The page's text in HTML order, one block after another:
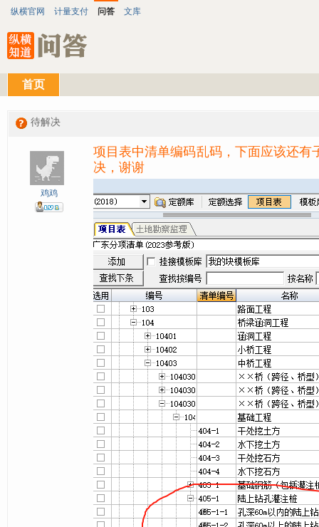
纵横官网 计量支付 问答 文库
首页
待解决
鸡鸡
项目表中清单编码乱码，下面应该还有
决，谢谢